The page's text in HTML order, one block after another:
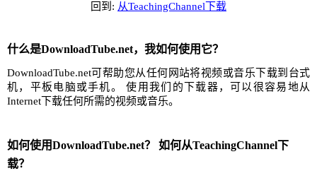
回到: 从TeachingChannel下载
什么是DownloadTube.net，我如何使用它？
DownloadTube.net可帮助您从任何网站将视频或音乐下载到台式
机，平板电脑或手机。 使用我们的下载器，可以很容易地从
Internet下载任何所需的视频或音乐。
如何使用DownloadTube.net？ 如何从TeachingChannel下
载？